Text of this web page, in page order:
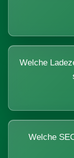
Welche
Welche